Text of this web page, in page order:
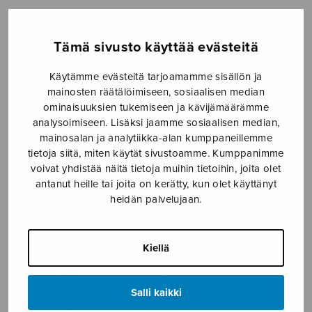
Tämä sivusto käyttää evästeitä
Käytämme evästeitä tarjoamamme sisällön ja
mainosten räätälöimiseen, sosiaalisen median
ominaisuuksien tukemiseen ja kävijämäärämme
analysoimiseen. Lisäksi jaamme sosiaalisen median,
mainosalan ja analytiikka-alan kumppaneillemme
tietoja siitä, miten käytät sivustoamme. Kumppanimme
voivat yhdistää näitä tietoja muihin tietoihin, joita olet
antanut heille tai joita on kerätty, kun olet käyttänyt
heidän palvelujaan.
Kiellä
Salli kaikki
palatkaamme,
Linjama Jyrki